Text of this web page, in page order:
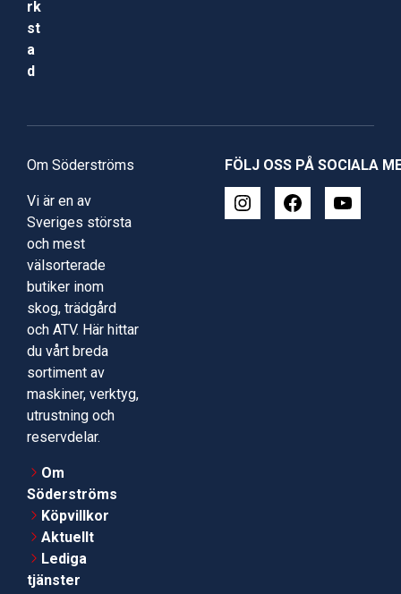
rk
st
a
d
Om Söderströms
Vi är en av
Sveriges största
och mest
välsorterade
butiker inom
skog, trädgård
och ATV. Här hittar
du vårt breda
sortiment av
maskiner, verktyg,
utrustning och
reservdelar.
Om
Söderströms
Köpvillkor
Aktuellt
Lediga
tjänster
FÖLJ OSS PÅ SOCIALA